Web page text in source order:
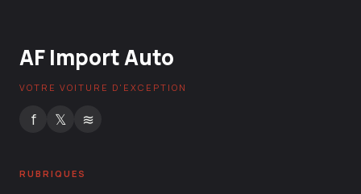
AF Import Auto
VOTRE VOITURE D'EXCEPTION
f 𝕏 ≋
RUBRIQUES